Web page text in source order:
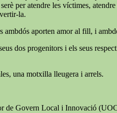
per atendre les víctimes,
la.
aporten amor al fill, i
dos progenitors i els seus
una motxilla lleugera i arrels.
de Govern Local i Innovació